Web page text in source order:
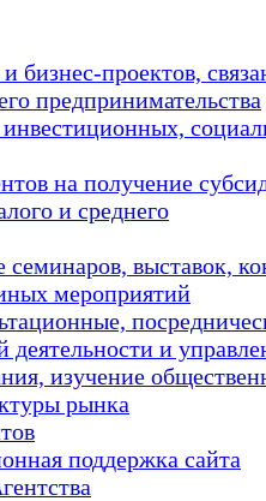
бизнес-проектов,
предпринимательства
на получение
и среднего
семинаров, выставок,
мероприятий
и
изучение
рынка
поддержка сайта